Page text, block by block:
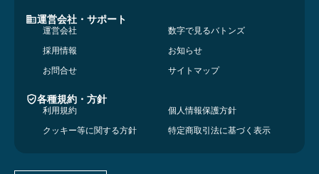
運営会社・サポート
運営会社
数字で見るバトンズ
採用情報
お知らせ
お問合せ
サイトマップ
各種規約・方針
利用規約
個人情報保護方針
クッキー等に関する方針
特定商取引法に基づく表示